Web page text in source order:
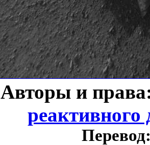
Авторы и